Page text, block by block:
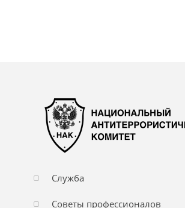
Служба
Советы профессионалов